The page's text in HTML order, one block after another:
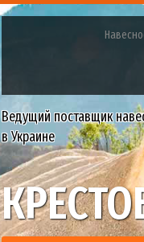
Ведущий поставщик
в Украине